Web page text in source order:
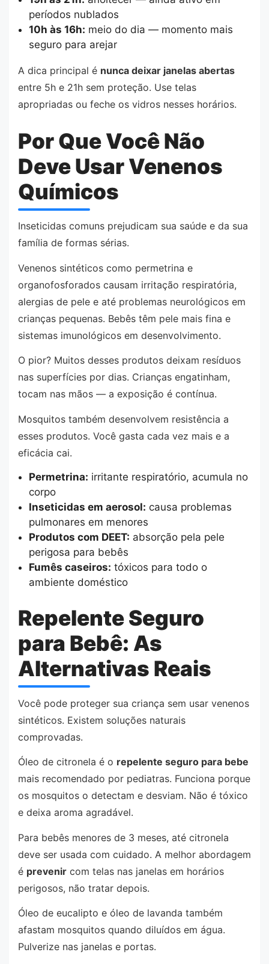
períodos nublados
10h às 16h: meio do dia — momento mais
seguro para arejar
A dica principal é nunca deixar janelas abertas
entre 5h e 21h sem proteção. Use telas
apropriadas ou feche os vidros nesses horários.
Por Que Você Não
Deve Usar Venenos
Químicos
Inseticidas comuns prejudicam sua saúde e da sua
família de formas sérias.
Venenos sintéticos como permetrina e
organofosforados causam irritação respiratória,
alergias de pele e até problemas neurológicos em
crianças pequenas. Bebês têm pele mais fina e
sistemas imunológicos em desenvolvimento.
O pior? Muitos desses produtos deixam resíduos
nas superfícies por dias. Crianças engatinham,
tocam nas mãos — a exposição é contínua.
Mosquitos também desenvolvem resistência a
esses produtos. Você gasta cada vez mais e a
eficácia cai.
Permetrina: irritante respiratório, acumula no
corpo
Inseticidas em aerosol: causa problemas
pulmonares em menores
Produtos com DEET: absorção pela pele
perigosa para bebês
Fumês caseiros: tóxicos para todo o
ambiente doméstico
Repelente Seguro
para Bebê: As
Alternativas Reais
Você pode proteger sua criança sem usar venenos
sintéticos. Existem soluções naturais
comprovadas.
Óleo de citronela é o repelente seguro para bebe
mais recomendado por pediatras. Funciona porque
os mosquitos o detectam e desviam. Não é tóxico
e deixa aroma agradável.
Para bebês menores de 3 meses, até citronela
deve ser usada com cuidado. A melhor abordagem
é prevenir com telas nas janelas em horários
perigosos, não tratar depois.
Óleo de eucalipto e óleo de lavanda também
afastam mosquitos quando diluídos em água.
Pulverize nas janelas e portas.